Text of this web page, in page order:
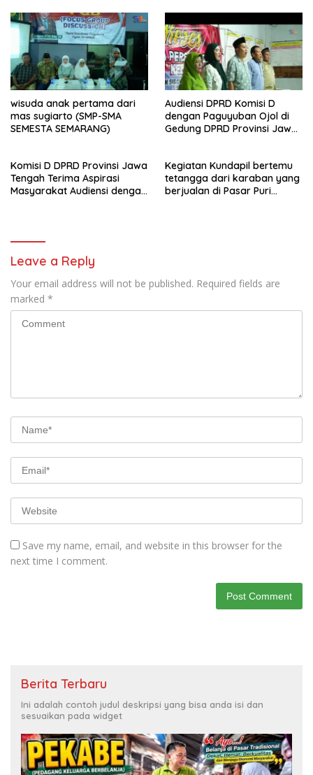
wisuda anak pertama dari
mas sugiarto (SMP-SMA
SEMESTA SEMARANG)
Audiensi DPRD Komisi D
dengan Paguyuban Ojol di
Gedung DPRD Provinsi Jawa
Komisi D DPRD Provinsi Jawa
Tengah Terima Aspirasi
Masyarakat Audiensi dengan
Kegiatan Kundapil bertemu
tetangga dari karaban yang
berjualan di Pasar Puri
Leave a Reply
Your email address will not be published. Required fields are
marked *
Save my name, email, and website in this browser for the
next time I comment.
Berita Terbaru
Ini adalah contoh judul deskripsi yang bisa anda isi dan
sesuaikan pada widget